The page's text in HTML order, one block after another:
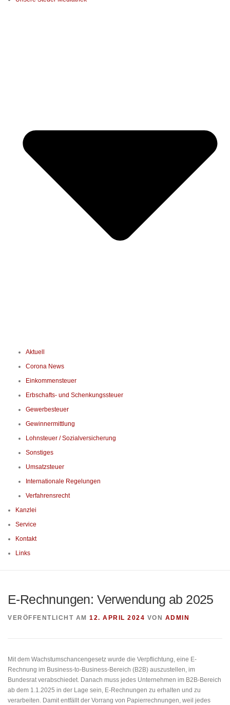
Aktuell
Corona News
Einkommensteuer
Erbschafts- und Schenkungssteuer
Gewerbesteuer
Gewinnermittlung
Lohnsteuer / Sozialversicherung
Sonstiges
Umsatzsteuer
Internationale Regelungen
Verfahrensrecht
Kanzlei
Service
Kontakt
Links
E-Rechnungen: Verwendung ab 2025
VERÖFFENTLICHT AM 12. APRIL 2024 VON ADMIN
Mit dem Wachstumschancengesetz wurde die Verpflichtung, eine E-
Rechnung im Business-to-Business-Bereich (B2B) auszustellen, im
Bundesrat verabschiedet. Danach muss jedes Unternehmen im B2B-Bereich
ab dem 1.1.2025 in der Lage sein, E-Rechnungen zu erhalten und zu
verarbeiten. Damit entfällt der Vorrang von Papierrechnungen, weil jedes